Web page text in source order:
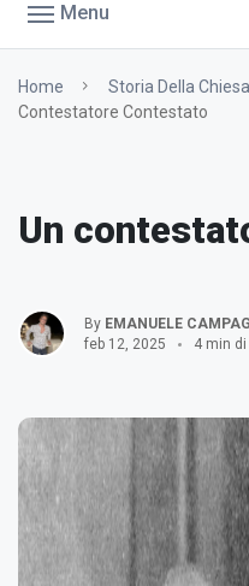
Menu
Home Storia Della
Contestatore Contestato
Un
By EMANUELE
feb 12, 2025
4 min